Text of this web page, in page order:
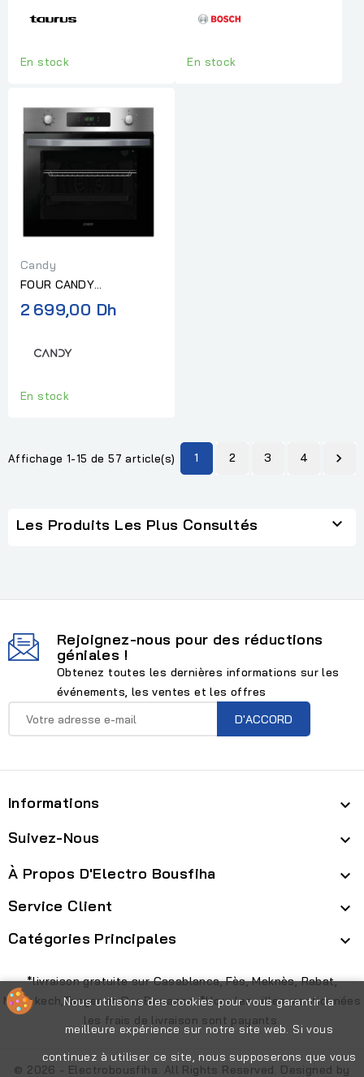
En stock En stock
Candy
FOUR CANDY
ELECTRIQUE
MULTIFONCTION INOX
2 699,00 Dh
En stock
Affichage 1-15 de 57 article(s) 1 2 3 4 
Les Produits Les Plus Consultés 
Rejoignez-nous pour des réductions
géniales !
Obtenez toutes les dernières informations sur les
événements, les ventes et les offres
Informations 
Suivez-Nous 
À Propos D'Electro Bousfiha 
Service Client 
Catégories Principales 
Nous utilisons des cookies pour vous garantir la
meilleure expérience sur notre site web. Si vous
continuez à utiliser ce site, nous supposerons que vous
*livraison gratuite sur Casablanca, Fès, Meknès, Rabat,
Marrakech,Tanger et Dar Bouazza. *Hors les villes mentionnées
les frais de livraison sont payants.
© 2026 - Electrobousfiha. All Rights Reserved. Designed by